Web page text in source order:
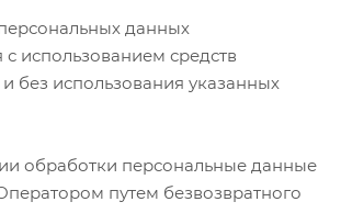
данных
с использованием средств
без использования указанных
обработки персональные данные
путем безвозвратного